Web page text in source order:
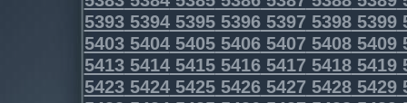
5393539453955396539753985399
5403540454055406540754085409
5413541454155416541754185419
5423542454255426542754285429